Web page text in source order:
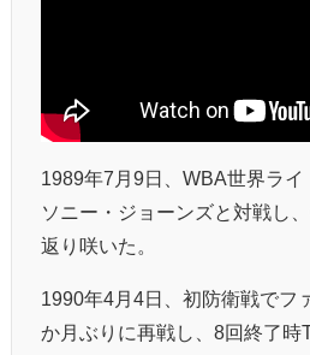
1989年7月9日、WBA世界ラ
ソニー・ジョーンズと対戦し
返り咲いた。
1990年4月4日、初防衛戦でフ
か月ぶりに再戦し、8回終了時